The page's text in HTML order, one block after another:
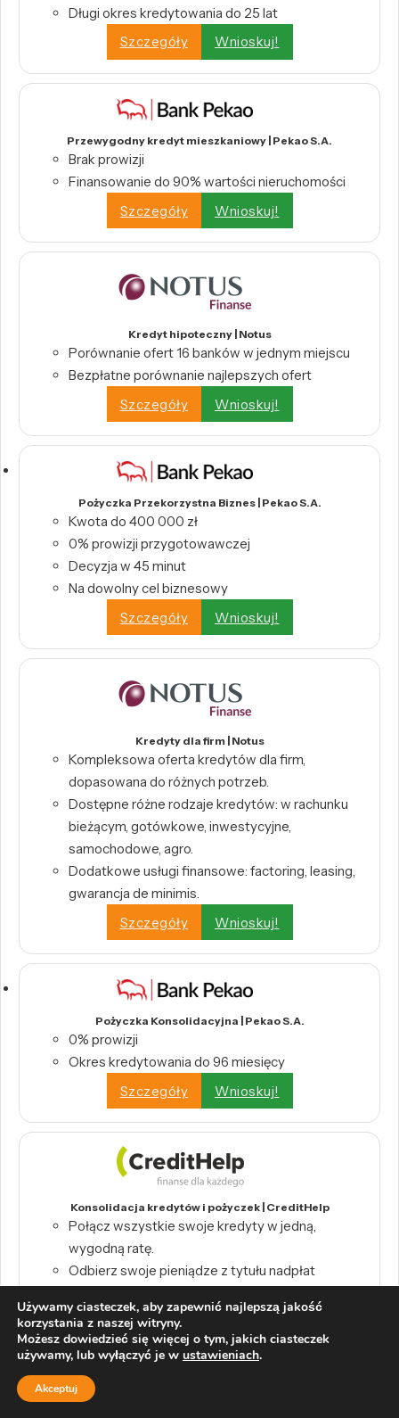
Długi okres kredytowania do 25 lat
Szczegóły
Wnioskuj!
Przewygodny kredyt mieszkaniowy | Pekao S.A.
Brak prowizji
Finansowanie do 90% wartości nieruchomości
Szczegóły
Wnioskuj!
Kredyt hipoteczny | Notus
Porównanie ofert 16 banków w jednym miejscu
Bezpłatne porównanie najlepszych ofert
Szczegóły
Wnioskuj!
Pożyczka Przekorzystna Biznes | Pekao S.A.
Kwota do 400 000 zł
0% prowizji przygotowawczej
Decyzja w 45 minut
Na dowolny cel biznesowy
Szczegóły
Wnioskuj!
Kredyty dla firm | Notus
Kompleksowa oferta kredytów dla firm,
dopasowana do różnych potrzeb.
Dostępne różne rodzaje kredytów: w rachunku
bieżącym, gotówkowe, inwestycyjne,
samochodowe, agro.
Dodatkowe usługi finansowe: factoring, leasing,
gwarancja de minimis.
Szczegóły
Wnioskuj!
Pożyczka Konsolidacyjna | Pekao S.A.
0% prowizji
Okres kredytowania do 96 miesięcy
Szczegóły
Wnioskuj!
Konsolidacja kredytów i pożyczek | CreditHelp
Połącz wszystkie swoje kredyty w jedną,
wygodną ratę.
Odbierz swoje pieniądze z tytułu nadpłat
Wystarczy raport BIK, by skorzystać z
konsolidacji.
Szczegóły
Wnioskuj!
Używamy ciasteczek, aby zapewnić najlepszą jakość
korzystania z naszej witryny.
Możesz dowiedzieć się więcej o tym, jakich ciasteczek
używamy, lub wyłączyć je w ustawieniach.
Akceptuj